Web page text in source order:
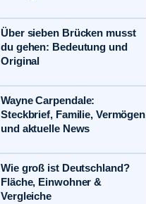
Über sieben Brücken musst
du gehen: Bedeutung und
Original
Wayne Carpendale:
Steckbrief, Familie, Vermögen
und aktuelle News
Wie groß ist Deutschland?
Fläche, Einwohner &
Vergleiche